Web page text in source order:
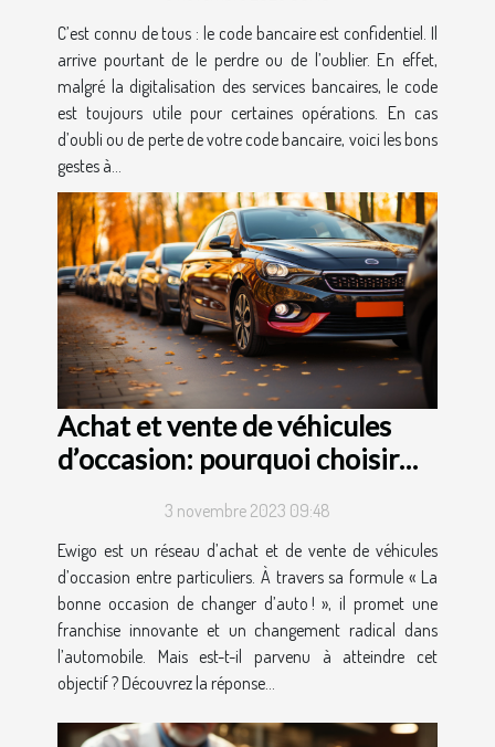
C’est connu de tous : le code bancaire est confidentiel. Il
arrive pourtant de le perdre ou de l’oublier. En effet,
malgré la digitalisation des services bancaires, le code
est toujours utile pour certaines opérations. En cas
d’oubli ou de perte de votre code bancaire, voici les bons
gestes à...
Achat et vente de véhicules
d’occasion: pourquoi choisir
3 novembre 2023 09:48
Ewigo est un réseau d’achat et de vente de véhicules
d’occasion entre particuliers. À travers sa formule « La
bonne occasion de changer d’auto ! », il promet une
franchise innovante et un changement radical dans
l’automobile. Mais est-t-il parvenu à atteindre cet
objectif ? Découvrez la réponse...